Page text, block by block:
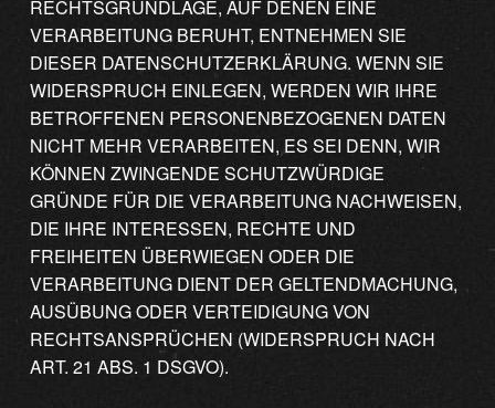
RECHTSGRUNDLAGE, AUF DENEN EINE
VERARBEITUNG BERUHT, ENTNEHMEN SIE
DIESER DATENSCHUTZERKLÄRUNG. WENN SIE
WIDERSPRUCH EINLEGEN, WERDEN WIR IHRE
BETROFFENEN PERSONENBEZOGENEN DATEN
NICHT MEHR VERARBEITEN, ES SEI DENN, WIR
KÖNNEN ZWINGENDE SCHUTZWÜRDIGE
GRÜNDE FÜR DIE VERARBEITUNG NACHWEISEN,
DIE IHRE INTERESSEN, RECHTE UND
FREIHEITEN ÜBERWIEGEN ODER DIE
VERARBEITUNG DIENT DER GELTENDMACHUNG,
AUSÜBUNG ODER VERTEIDIGUNG VON
RECHTSANSPRÜCHEN (WIDERSPRUCH NACH
ART. 21 ABS. 1 DSGVO).